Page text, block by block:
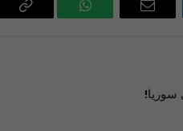
البريد
واتساب
سوريا!